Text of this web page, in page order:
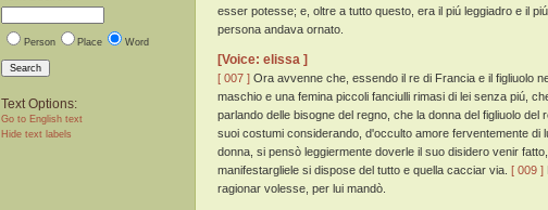
Person Place Word
Search
Text Options:
Go to English text
Hide text labels
esser potesse; e, oltre a tutto questo, era il piú leggiadro e il
persona andava ornato.
[Voice: elissa ]
[ 007 ] Ora avvenne che, essendo il re di Francia e il figliuolo
maschio e una femina piccoli fanciulli rimasi di lei senza piú,
parlando delle bisogne del regno, che la donna del figliuolo
suoi costumi considerando, d'occulto amore ferventemente di
donna, si pensò leggiermente doverle il suo disidero venir
manifestargliele si dispose del tutto e quella cacciar via. [ 009 ]
ragionar volesse, per lui mandò.